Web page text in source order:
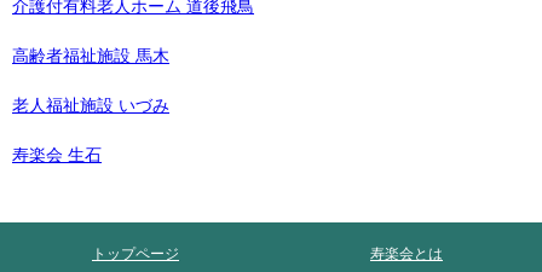
介護付有料老人ホーム 道後飛鳥
高齢者福祉施設 馬木
老人福祉施設 いづみ
寿楽会 生石
トップページ 寿楽会とは